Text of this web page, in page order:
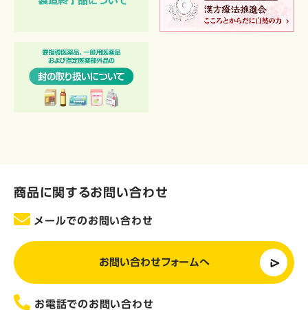
商品に関するお問い合わせ
メールでのお問い合わせ
お問い合わせフォームへ
お電話でのお問い合わせ